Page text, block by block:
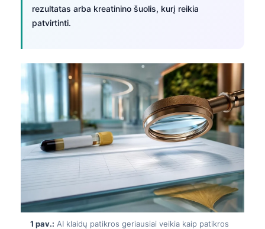
rezultatas arba kreatinino šuolis, kurį reikia
patvirtinti.
1 pav.: AI klaidų patikros geriausiai veikia kaip patikros